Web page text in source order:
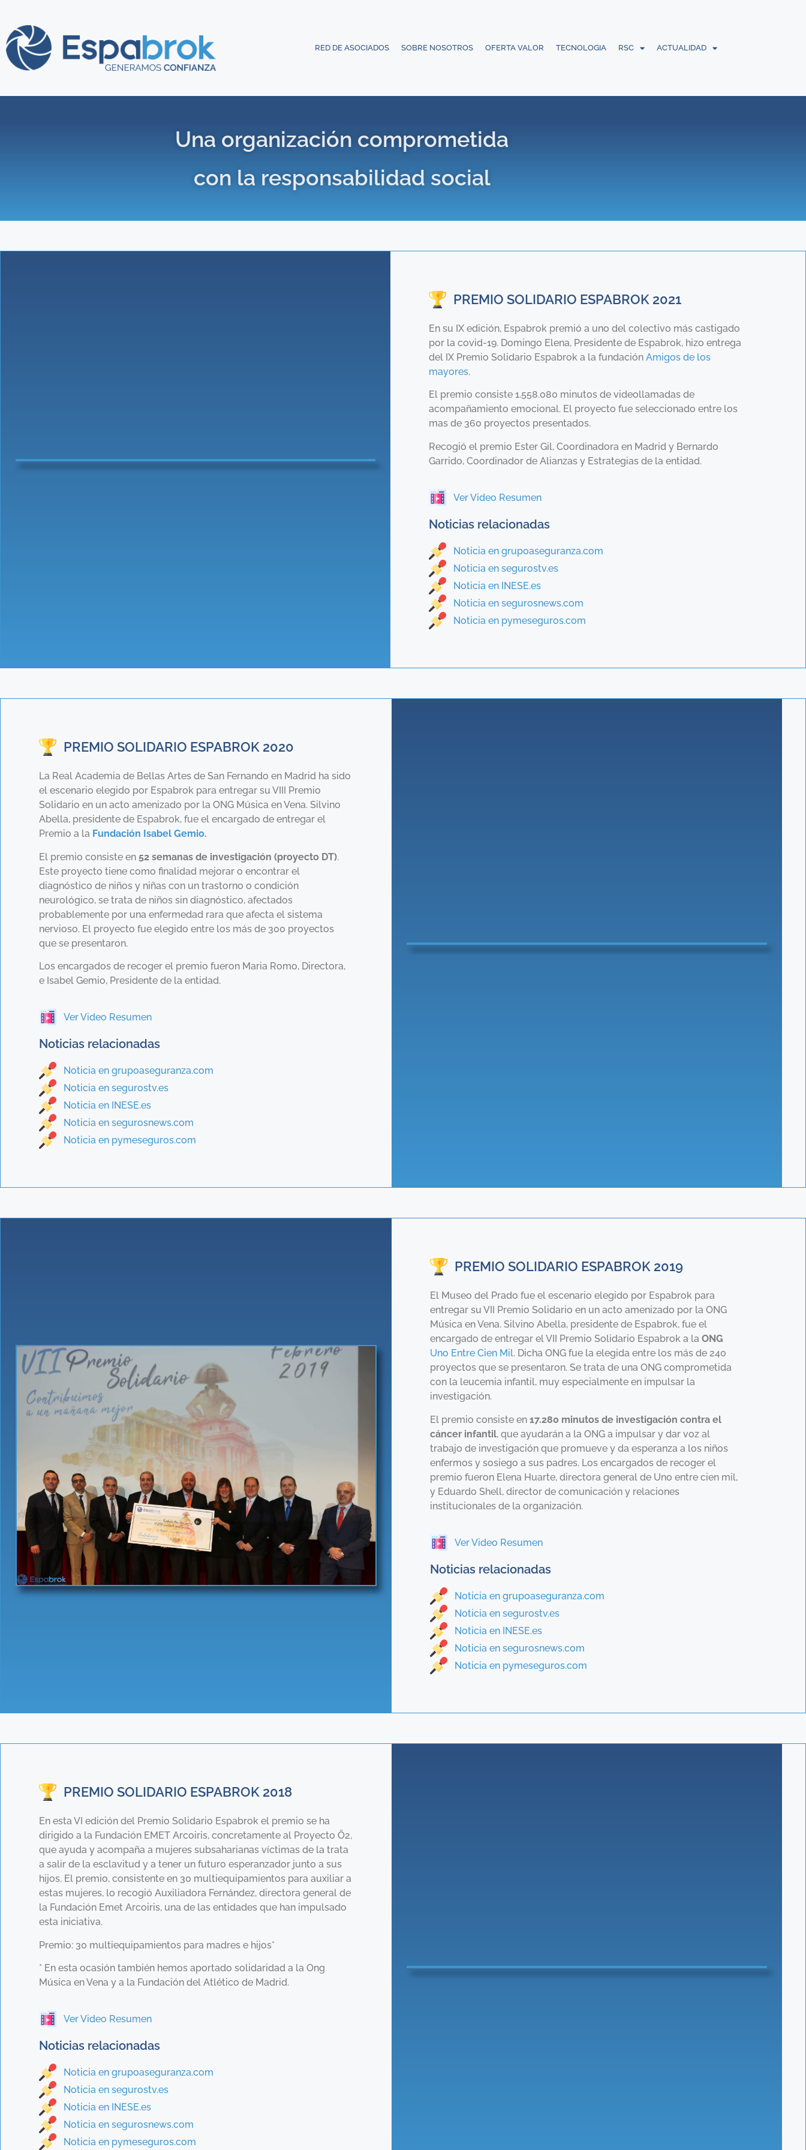
RED DE ASOCIADOS SOBRE NOSOTROS OFERTA VALOR TECNOLOGIA RSC ACTUALIDAD
Una organización comprometida
con la responsabilidad social
PREMIO SOLIDARIO ESPABROK 2021
En su IX edición, Espabrok premió a uno del colectivo más castigado
por la covid-19. Domingo Elena, Presidente de Espabrok, hizo entrega
del IX Premio Solidario Espabrok a la fundación Amigos de los
mayores.
El premio consiste 1.558.080 minutos de videollamadas de
acompañamiento emocional. El proyecto fue seleccionado entre los
mas de 360 proyectos presentados.
Recogió el premio Ester Gil, Coordinadora en Madrid y Bernardo
Garrido, Coordinador de Alianzas y Estrategias de la entidad.
Ver Video Resumen
Noticias relacionadas
Noticia en grupoaseguranza.com
Noticia en segurostv.es
Noticia en INESE.es
Noticia en segurosnews.com
Noticia en pymeseguros.com
PREMIO SOLIDARIO ESPABROK 2020
La Real Academia de Bellas Artes de San Fernando en Madrid ha sido
el escenario elegido por Espabrok para entregar su VIII Premio
Solidario en un acto amenizado por la ONG Música en Vena. Silvino
Abella, presidente de Espabrok, fue el encargado de entregar el
Premio a la Fundación Isabel Gemio.
El premio consiste en 52 semanas de investigación (proyecto DT).
Este proyecto tiene como finalidad mejorar o encontrar el
diagnóstico de niños y niñas con un trastorno o condición
neurológico, se trata de niños sin diagnóstico, afectados
probablemente por una enfermedad rara que afecta el sistema
nervioso. El proyecto fue elegido entre los más de 300 proyectos
que se presentaron.
Los encargados de recoger el premio fueron Maria Romo, Directora,
e Isabel Gemio, Presidente de la entidad.
Ver Video Resumen
Noticias relacionadas
Noticia en grupoaseguranza.com
Noticia en segurostv.es
Noticia en INESE.es
Noticia en segurosnews.com
Noticia en pymeseguros.com
PREMIO SOLIDARIO ESPABROK 2019
El Museo del Prado fue el escenario elegido por Espabrok para
entregar su VII Premio Solidario en un acto amenizado por la ONG
Música en Vena. Silvino Abella, presidente de Espabrok, fue el
encargado de entregar el VII Premio Solidario Espabrok a la ONG
Uno Entre Cien Mil. Dicha ONG fue la elegida entre los más de 240
proyectos que se presentaron. Se trata de una ONG comprometida
con la leucemia infantil, muy especialmente en impulsar la
investigación.
El premio consiste en 17.280 minutos de investigación contra el
cáncer infantil, que ayudarán a la ONG a impulsar y dar voz al
trabajo de investigación que promueve y da esperanza a los niños
enfermos y sosiego a sus padres. Los encargados de recoger el
premio fueron Elena Huarte, directora general de Uno entre cien mil,
y Eduardo Shell, director de comunicación y relaciones
institucionales de la organización.
Ver Video Resumen
Noticias relacionadas
Noticia en grupoaseguranza.com
Noticia en segurostv.es
Noticia en INESE.es
Noticia en segurosnews.com
Noticia en pymeseguros.com
PREMIO SOLIDARIO ESPABROK 2018
En esta VI edición del Premio Solidario Espabrok el premio se ha
dirigido a la Fundación EMET Arcoiris, concretamente al Proyecto Ö2,
que ayuda y acompaña a mujeres subsaharianas víctimas de la trata
a salir de la esclavitud y a tener un futuro esperanzador junto a sus
hijos. El premio, consistente en 30 multiequipamientos para auxiliar a
estas mujeres, lo recogió Auxiliadora Fernández, directora general de
la Fundación Emet Arcoiris, una de las entidades que han impulsado
esta iniciativa.
Premio: 30 multiequipamientos para madres e hijos*
* En esta ocasión también hemos aportado solidaridad a la Ong
Música en Vena y a la Fundación del Atlético de Madrid.
Ver Video Resumen
Noticias relacionadas
Noticia en grupoaseguranza.com
Noticia en segurostv.es
Noticia en INESE.es
Noticia en segurosnews.com
Noticia en pymeseguros.com